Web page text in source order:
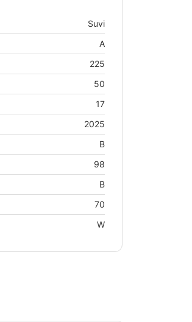
Suvi
A
225
50
17
2025
B
98
B
70
W